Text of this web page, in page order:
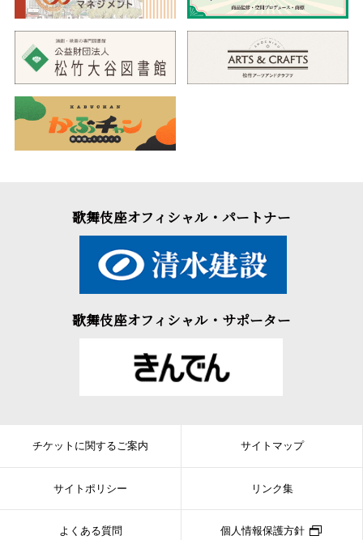
歌舞伎座オフィシャル・パートナー
歌舞伎座オフィシャル・サポーター
チケットに関するご案内 サイトマップ
サイトポリシー リンク集
よくある質問 個人情報保護方針